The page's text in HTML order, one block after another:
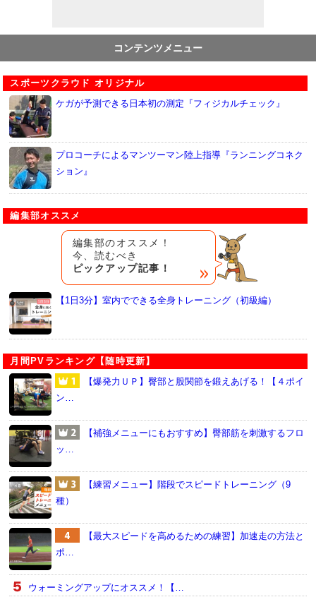
コンテンツメニュー
スポーツクラウド オリジナル
ケガが予測できる日本初の測定『フィジカルチェック』
プロコーチによるマンツーマン陸上指導『ランニングコネク
ション』
編集部オススメ
編集部のオススメ！
今、読むべき
ピックアップ記事！
【1日3分】室内でできる全身トレーニング（初級編）
月間PVランキング【随時更新】
【爆発力ＵＰ】臀部と股関節を鍛えあげる！【４ポイ
ン…
【補強メニューにもおすすめ】臀部筋を刺激するフロ
ッ…
【練習メニュー】階段でスピードトレーニング（9
種）
【最大スピードを高めるための練習】加速走の方法と
ポ…
ウォーミングアップにオススメ！【…